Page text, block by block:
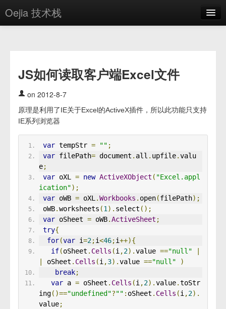
Oejia 技术栈
方案
OE学院
分享
关于
编辑器
JS如何读取客户端Excel文件
on 2012-8-7
原理是利用了IE关于Excel的ActiveX插件，所以此功能只支持
IE系列浏览器
var tempStr = "" ;
var filePath= document . all . upfile.valu
e;
var oXL = new ActiveXObject ( "Excel.appl
ication");
var oWB = oXL .Workbooks . open(filePath);
oWB.worksheets (1 ). select ();
var oSheet = oWB.ActiveSheet ;
try{
for(var i=2;i<46;i++){
if(oSheet . Cells (i ,2).value =="null"
oSheet . Cells (i ,3).value =="null"
)
break;
var a = oSheet . Cells (i ,2).value.toStr
ing()=="undefined"?"" : oSheet . Cells (i ,2).
value;